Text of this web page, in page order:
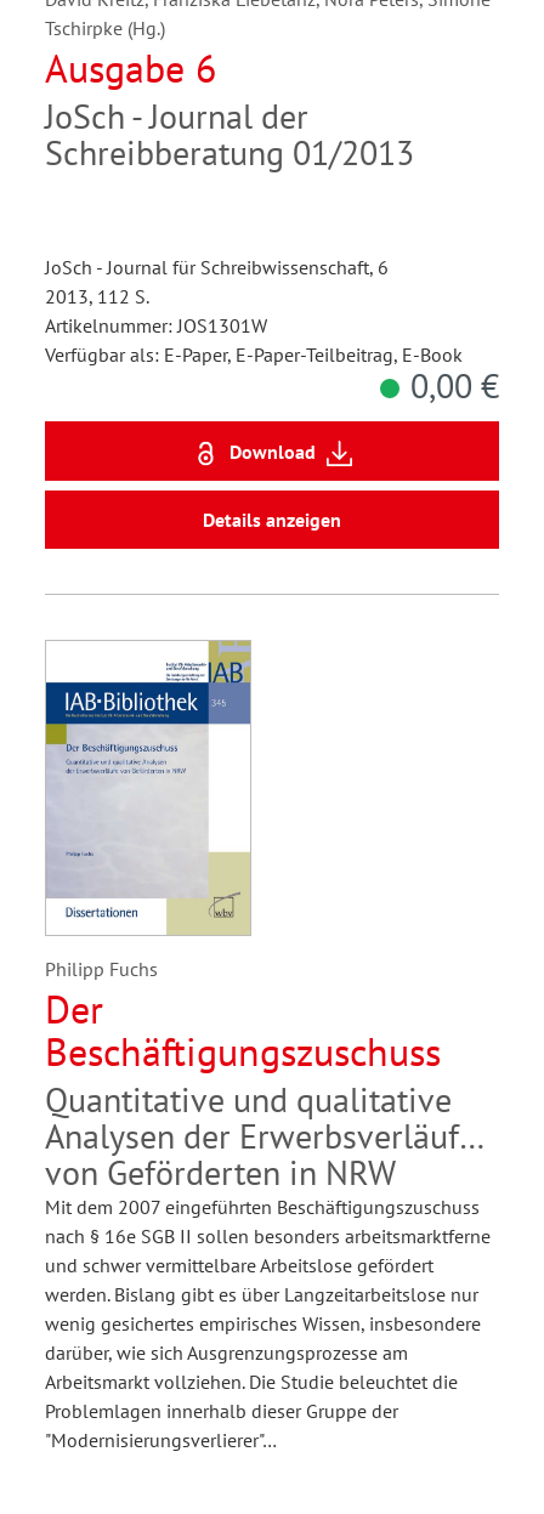
Tschirpke (Hg.)
Ausgabe 6
JoSch - Journal der
Schreibberatung 01/2013
JoSch - Journal für Schreibwissenschaft, 6
2013, 112 S.
Artikelnummer: JOS1301W
Verfügbar als: E-Paper, E-Paper-Teilbeitrag, E-Book
0,00 €
Download
Details anzeigen
Philipp Fuchs
Der
Beschäftigungszuschuss
Quantitative und qualitative
Analysen der Erwerbsverläufe
von Geförderten in NRW
Mit dem 2007 eingeführten Beschäftigungszuschuss
nach § 16e SGB II sollen besonders arbeitsmarktferne
und schwer vermittelbare Arbeitslose gefördert
werden. Bislang gibt es über Langzeitarbeitslose nur
wenig gesichertes empirisches Wissen, insbesondere
darüber, wie sich Ausgrenzungsprozesse am
Arbeitsmarkt vollziehen. Die Studie beleuchtet die
Problemlagen innerhalb dieser Gruppe der
"Modernisierungsverlierer"…